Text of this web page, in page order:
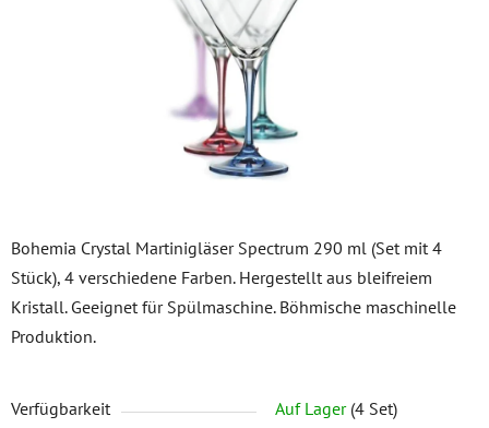
Bohemia Crystal Martinigläser Spectrum 290 ml (Set mit 4
Stück), 4 verschiedene Farben. Hergestellt aus bleifreiem
Kristall. Geeignet für Spülmaschine. Böhmische maschinelle
Produktion.
Verfügbarkeit Auf Lager (4 Set)